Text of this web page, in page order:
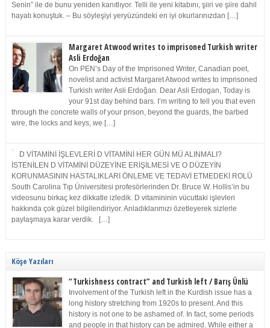
Senin” ile de bunu yeniden kanıtlıyor. Telli ile yeni kitabını, şiiri ve şiire dahil
hayatı konuştuk. – Bu söyleşiyi yeryüzündeki en iyi okurlarınızdan […]
Margaret Atwood writes to imprisoned Turkish writer
Asli Erdoğan
On PEN’s Day of the Imprisoned Writer, Canadian poet,
novelist and activist Margaret Atwood writes to imprisoned
Turkish writer Asli Erdoğan. Dear Asli Erdogan, Today is
your 91st day behind bars. I’m writing to tell you that even
through the concrete walls of your prison, beyond the guards, the barbed
wire, the locks and keys, we […]
D VİTAMİNİ İŞLEVLERİ D VİTAMİNİ HER GÜN MÜ ALINMALI?
İSTENİLEN D VİTAMİNİ DÜZEYİNE ERİŞİLMESİ VE O DÜZEYİN
KORUNMASININ HASTALIKLARI ÖNLEME VE TEDAVİ ETMEDEKİ ROLÜ
South Carolina Tıp Üniversitesi profesörlerinden Dr. Bruce W. Hollis’in bu
videosunu birkaç kez dikkatle izledik. D vitamininin vücuttaki işlevleri
hakkında çok güzel bilgilendiriyor. Anladıklarımızı özetleyerek sizlerle
paylaşmaya karar verdik. […]
Köşe Yazıları
“Turkishness contract” and Turkish left / Barış Ünlü
Involvement of the Turkish left in the Kurdish issue has a
long history stretching from 1920s to present. And this
history is not one to be ashamed of. In fact, some periods
and people in that history can be admired. While either a